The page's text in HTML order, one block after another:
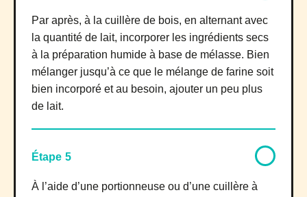
Par après, à la cuillère de bois, en alternant avec
la quantité de lait, incorporer les ingrédients secs
à la préparation humide à base de mélasse. Bien
mélanger jusqu’à ce que le mélange de farine soit
bien incorporé et au besoin, ajouter un peu plus
de lait.
Étape 5
À l’aide d’une portionneuse ou d’une cuillère à